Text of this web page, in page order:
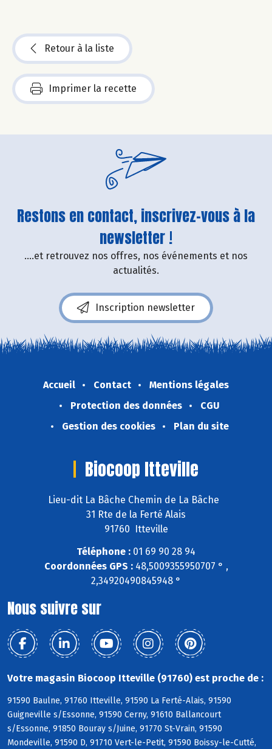
Retour à la liste
Imprimer la recette
Restons en contact, inscrivez-vous à la
newsletter !
....et retrouvez nos offres, nos événements et nos
actualités.
Inscription newsletter
Accueil Contact
Mentions légales
Protection des données
CGU
Gestion des cookies
Plan du site
Biocoop Itteville
Lieu-dit La Bâche Chemin de La Bâche
31 Rte de la Ferté Alais
91760 Itteville
Téléphone : 01 69 90 28 94
Coordonnées GPS :48,5009355950707 ° ,
2,34920490845948 °
Nous suivre sur
Votre magasin Biocoop Itteville (91760) est proche de :
91590 Baulne, 91760 Itteville, 91590 La Ferté-Alais, 91590
Guigneville s/Essonne, 91590 Cerny, 91610 Ballancourt
s/Essonne, 91850 Bouray s/Juine, 91770 St-Vrain, 91590
Mondeville, 91590 D, 91710 Vert-le-Petit, 91590 Boissy-le-Cutté,